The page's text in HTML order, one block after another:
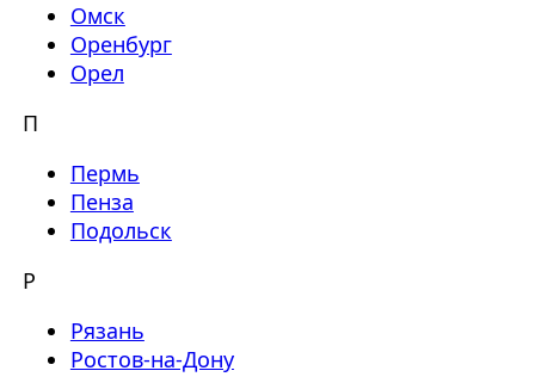
Омск
Оренбург
Орел
П
Пермь
Пенза
Подольск
Р
Рязань
Ростов-на-Дону